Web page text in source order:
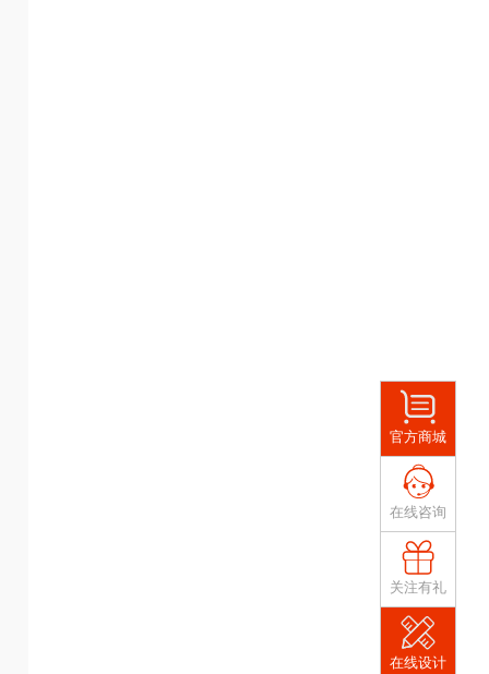
官方商城
在线咨询
关注有礼
在线设计